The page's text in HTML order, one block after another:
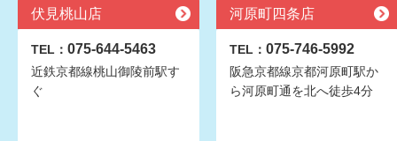
伏見桃山店
TEL： 075-644-5463
近鉄京都線桃山御陵前駅す
ぐ
河原町四条店
TEL： 075-746-5992
阪急京都線京都河原町駅か
ら河原町通を北へ徒歩4分